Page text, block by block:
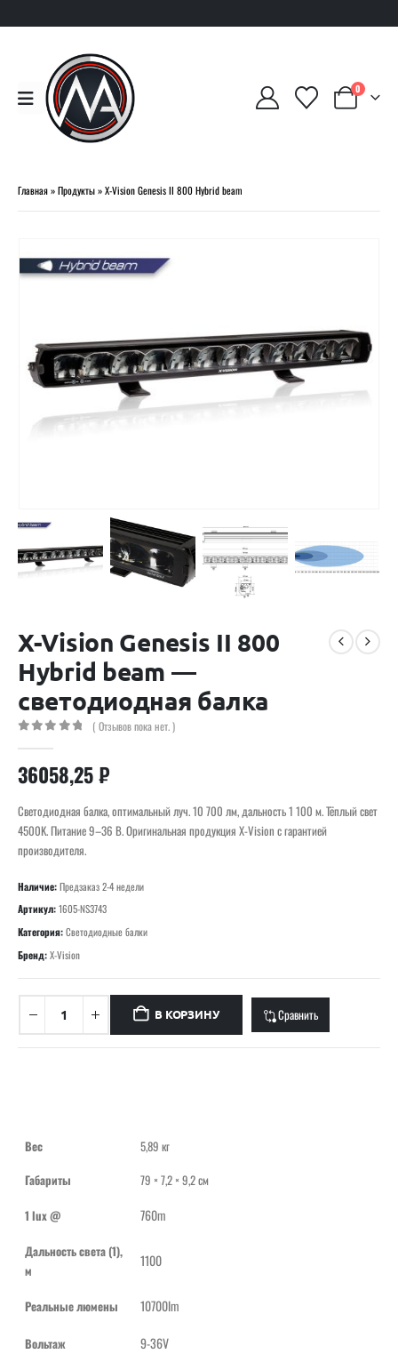
0
Главная»Продукты»X-Vision Genesis II 800 Hybrid beam
X-Vision Genesis II 800
Hybrid beam —
светодиодная балка
( Отзывов пока нет. )
36058,25₽
Светодиодная балка, оптимальный луч. 10 700 лм, дальность 1 100 м. Тёплый свет
4500K. Питание 9–36 В. Оригинальная продукция X-Vision с гарантией
производителя.
Наличие:Предзаказ 2-4 недели
Артикул:1605-NS3743
Категория:Светодиодные балки
Бренд:X-Vision
В КОРЗИНУ Сравнить
Вес
5,89 кг
Габариты
79 × 7,2 × 9,2 см
1 lux @
760m
Дальность света (1),
м
1100
Реальные люмены 10700lm
Вольтаж 9-36V